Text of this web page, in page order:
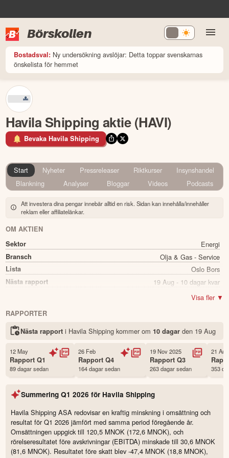
Börskollen
Bostadsval: Ny undersökning avslöjar: Detta toppar svenskarnas
önskelista för hemmet
Havila Shipping aktie (HAVI)
Bevaka Havila Shipping
Start Nyheter Pressreleaser Riktkurser
Insynshandel
Blankning
Analyser Bloggar Videos Podcasts
Att investera dina pengar innebär alltid en risk. Sidan kan innehålla/innehåller
reklam eller affiliatelänkar.
OM AKTIEN
Sektor
Energi
Bransch Olja & Gas - Service
Lista Oslo Bors
Nästa rapport 19 Aug - 10 dagar kvar
Nej
Status Noterad
Första handelsdag 23 May 2005
Antal ägare Avanza 170 st
Källa:Börsdata
Visa fler ▼
RAPPORTER
Nästa rapport i Havila Shipping kommer om 10 dagarden 19 Aug
12 May
RapportQ1
89 dagar sedan
26 Feb
RapportQ4
164 dagar sedan
19 Nov 2025
RapportQ3
263 dagar sedan
21
353
Summering Q1 2026 för Havila Shipping
Havila Shipping ASA redovisar en kraftig minskning i omsättning och
resultat för Q1 2026 jämfört med samma period föregående år.
Omsättningen uppgick till 120,5 MNOK (172,6 MNOK), och
rörelseresultatet före avskrivningar (EBITDA) minskade till 30,6 MNOK
(81,6 MNOK). Resultatet före skatt blev -47,4 MNOK (18,8 MNOK),